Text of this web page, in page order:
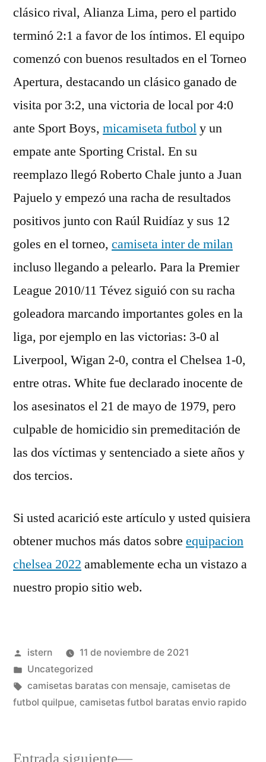
clásico rival, Alianza Lima, pero el partido
terminó 2:1 a favor de los íntimos. El equipo
comenzó con buenos resultados en el Torneo
Apertura, destacando un clásico ganado de
visita por 3:2, una victoria de local por 4:0
ante Sport Boys, micamiseta futboly un
empate ante Sporting Cristal. En su
reemplazo llegó Roberto Chale junto a Juan
Pajuelo y empezó una racha de resultados
positivos junto con Raúl Ruidíaz y sus 12
goles en el torneo, camiseta inter de milan
incluso llegando a pelearlo. Para la Premier
League 2010/11 Tévez siguió con su racha
goleadora marcando importantes goles en la
liga, por ejemplo en las victorias: 3-0 al
Liverpool, Wigan 2-0, contra el Chelsea 1-0,
entre otras. White fue declarado inocente de
los asesinatos el 21 de mayo de 1979, pero
culpable de homicidio sin premeditación de
las dos víctimas y sentenciado a siete años y
dos tercios.
Si usted acarició este artículo y usted quisiera
obtener muchos más datos sobre equipacion
chelsea 2022 amablemente echa un vistazo a
nuestro propio sitio web.
Publicado
por
istern
11 de noviembre de 2021
Publicado
en
Uncategorized
Etiquetas:
camisetas baratas con mensaje, camisetas de
futbol quilpue, camisetas futbol baratas envio rapido
Entrada